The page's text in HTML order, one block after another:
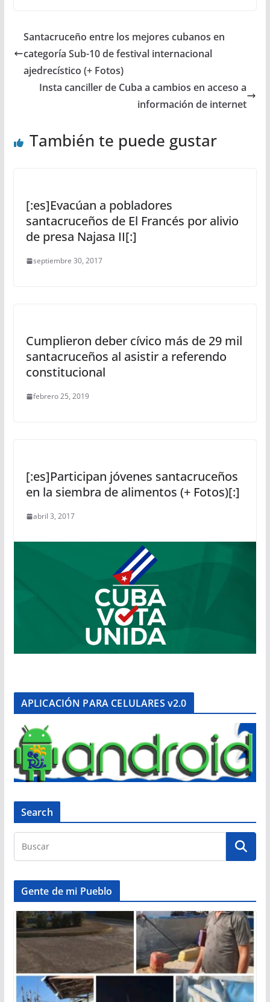
Santacruceño entre los mejores cubanos en
categoría Sub-10 de festival internacional
ajedrecístico (+ Fotos)
Insta canciller de Cuba a cambios en acceso a
información de internet
También te puede gustar
[:es]Evacúan a pobladores
santacruceños de El Francés por alivio
de presa Najasa II[:]
septiembre 30, 2017
Cumplieron deber cívico más de 29 mil
santacruceños al asistir a referendo
constitucional
febrero 25, 2019
[:es]Participan jóvenes santacruceños
en la siembra de alimentos (+ Fotos)[:]
abril 3, 2017
APLICACIÓN PARA CELULARES v2.0
Search
Gente de mi Pueblo